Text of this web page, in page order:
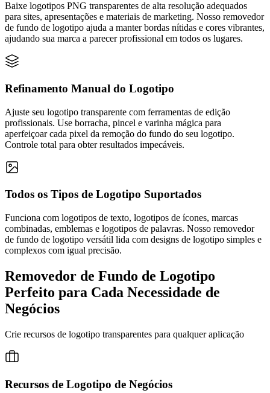
Baixe logotipos PNG transparentes de alta resolução adequados
para sites, apresentações e materiais de marketing. Nosso removedor
de fundo de logotipo ajuda a manter bordas nítidas e cores vibrantes,
ajudando sua marca a parecer profissional em todos os lugares.
Refinamento Manual do Logotipo
Ajuste seu logotipo transparente com ferramentas de edição
profissionais. Use borracha, pincel e varinha mágica para
aperfeiçoar cada pixel da remoção do fundo do seu logotipo.
Controle total para obter resultados impecáveis.
Todos os Tipos de Logotipo Suportados
Funciona com logotipos de texto, logotipos de ícones, marcas
combinadas, emblemas e logotipos de palavras. Nosso removedor
de fundo de logotipo versátil lida com designs de logotipo simples e
complexos com igual precisão.
Removedor de Fundo de Logotipo
Perfeito para Cada Necessidade de
Negócios
Crie recursos de logotipo transparentes para qualquer aplicação
Recursos de Logotipo de Negócios